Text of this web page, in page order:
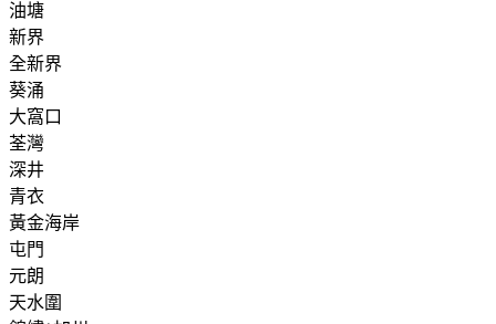
油塘
新界
全新界
葵涌
大窩口
荃灣
深井
青衣
黃金海岸
屯門
元朗
天水圍